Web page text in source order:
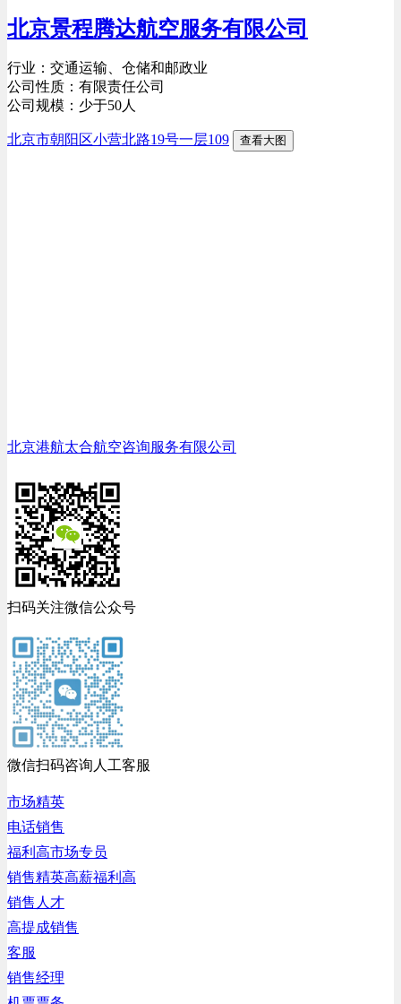
北京景程腾达航空服务有限公司
行业：交通运输、仓储和邮政业
公司性质：有限责任公司
公司规模：少于50人
北京市朝阳区小营北路19号一层109 查看大图
北京港航太合航空咨询服务有限公司
扫码关注微信公众号
微信扫码咨询人工客服
市场精英
电话销售
福利高市场专员
销售精英高薪福利高
销售人才
高提成销售
客服
销售经理